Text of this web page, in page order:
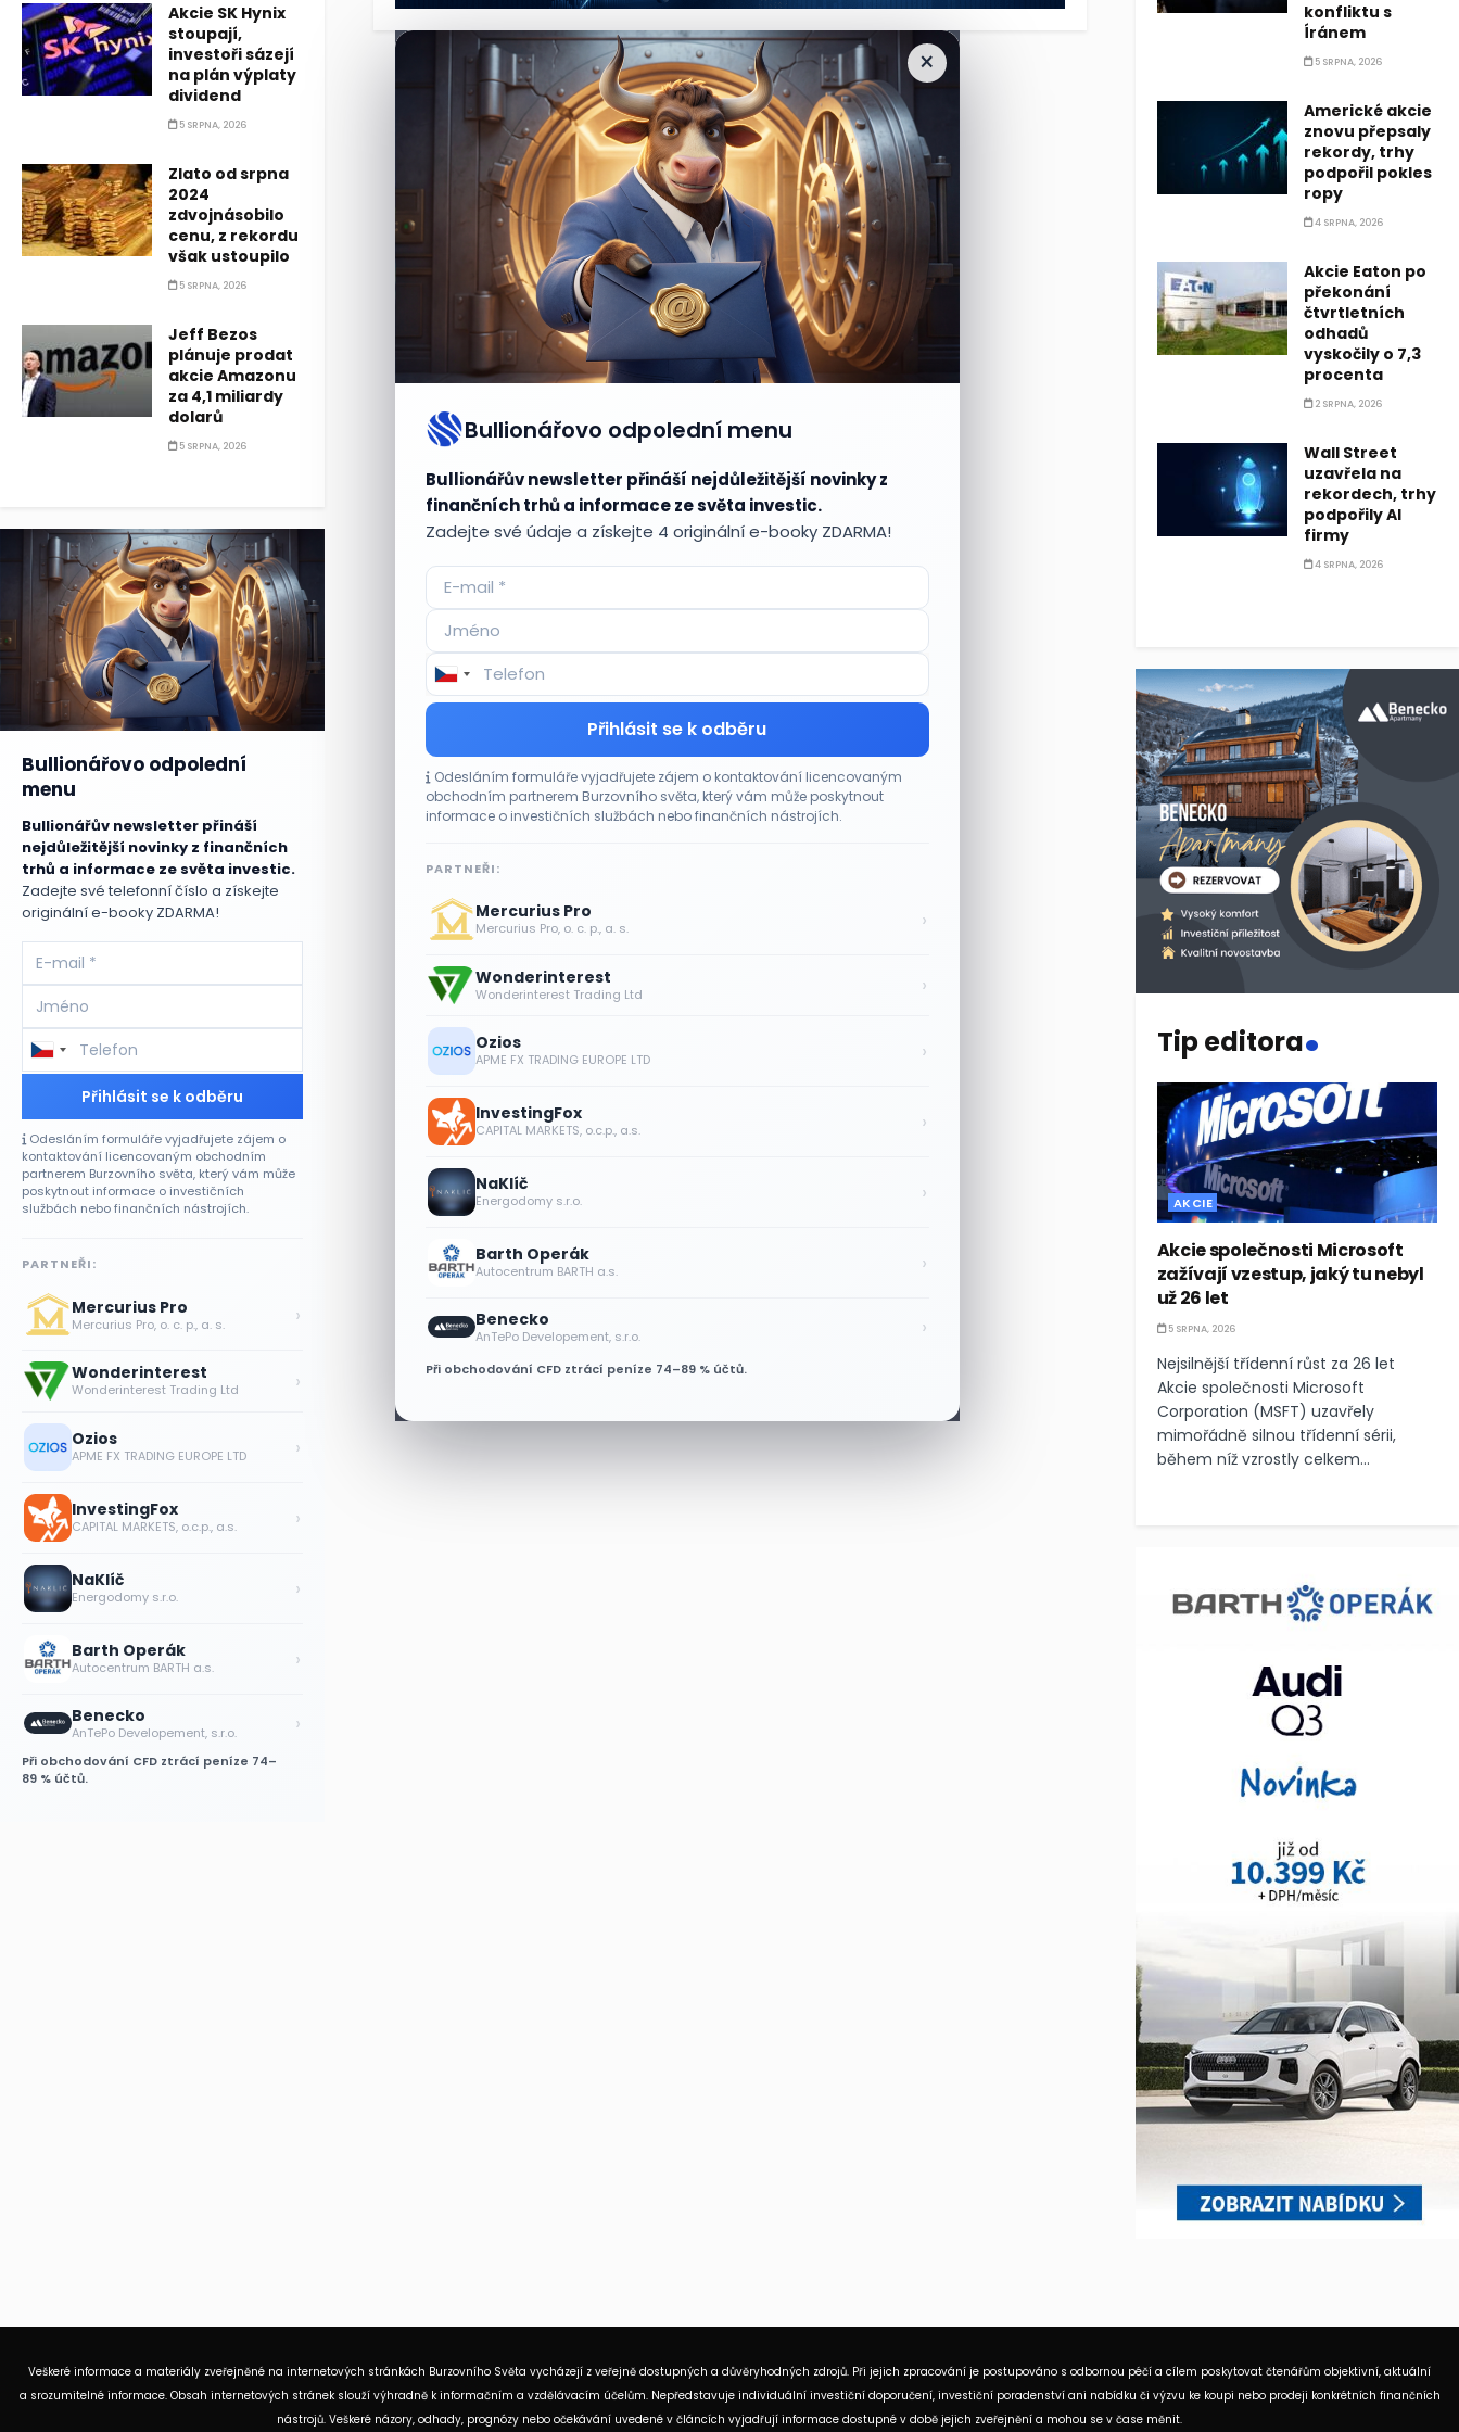
×
Bullionářovo odpolední menu
Bullionářův newsletter přináší nejdůležitější novinky z
finančních trhů a informace ze světa investic.
Zadejte své údaje a získejte 4 originální e-booky ZDARMA!
Přihlásit se k odběru
Odesláním formuláře vyjadřujete zájem o kontaktování licencovaným
obchodním partnerem Burzovního světa, který vám může poskytnout
informace o investičních službách nebo finančních nástrojích.
PARTNEŘI:
Mercurius Pro
Mercurius Pro, o. c. p., a. s. ›
Wonderinterest
Wonderinterest Trading Ltd ›
Ozios
APME FX TRADING EUROPE LTD ›
InvestingFox
CAPITAL MARKETS, o.c.p., a.s. ›
NaKlíč
Energodomy s.r.o. ›
Barth Operák
Autocentrum BARTH a.s. ›
Benecko
AnTePo Developement, s.r.o. ›
Při obchodování CFD ztrácí peníze 74–89 % účtů.
Akcie SK Hynix
stoupají,
investoři sázejí
na plán výplaty
dividend
5 SRPNA, 2026
Zlato od srpna
2024
zdvojnásobilo
cenu, z rekordu
však ustoupilo
5 SRPNA, 2026
Jeff Bezos
plánuje prodat
akcie Amazonu
za 4,1 miliardy
dolarů
5 SRPNA, 2026
Bullionářovo odpolední
menu
Bullionářův newsletter přináší
nejdůležitější novinky z finančních
trhů a informace ze světa investic.
Zadejte své telefonní číslo a získejte
originální e-booky ZDARMA!
Přihlásit se k odběru
Odesláním formuláře vyjadřujete zájem o
kontaktování licencovaným obchodním
partnerem Burzovního světa, který vám může
poskytnout informace o investičních
službách nebo finančních nástrojích.
PARTNEŘI:
Mercurius Pro
Mercurius Pro, o. c. p., a. s. ›
Wonderinterest
Wonderinterest Trading Ltd ›
Ozios
APME FX TRADING EUROPE LTD ›
InvestingFox
CAPITAL MARKETS, o.c.p., a.s. ›
NaKlíč
Energodomy s.r.o. ›
Barth Operák
Autocentrum BARTH a.s. ›
Benecko
AnTePo Developement, s.r.o. ›
Při obchodování CFD ztrácí peníze 74–
89 % účtů.
konfliktu s
Íránem
5 SRPNA, 2026
Americké akcie
znovu přepsaly
rekordy, trhy
podpořil pokles
ropy
4 SRPNA, 2026
Akcie Eaton po
překonání
čtvrtletních
odhadů
vyskočily o 7,3
procenta
2 SRPNA, 2026
Wall Street
uzavřela na
rekordech, trhy
podpořily AI
firmy
4 SRPNA, 2026
Tip editora.
AKCIE
Akcie společnosti Microsoft
zažívají vzestup, jaký tu nebyl
už 26 let
5 SRPNA, 2026
Nejsilnější třídenní růst za 26 let
Akcie společnosti Microsoft
Corporation (MSFT) uzavřely
mimořádně silnou třídenní sérii,
během níž vzrostly celkem...
Veškeré informace a materiály zveřejněné na internetových stránkách Burzovního Světa vycházejí z veřejně dostupných a důvěryhodných zdrojů. Při jejich zpracování je postupováno s odbornou péčí a cílem poskytovat čtenářům objektivní, aktuální
a srozumitelné informace. Obsah internetových stránek slouží výhradně k informačním a vzdělávacím účelům. Nepředstavuje individuální investiční doporučení, investiční poradenství ani nabídku či výzvu ke koupi nebo prodeji konkrétních finančních
nástrojů. Veškeré názory, odhady, prognózy nebo očekávání uvedené v článcích vyjadřují informace dostupné v době jejich zveřejnění a mohou se v čase měnit.